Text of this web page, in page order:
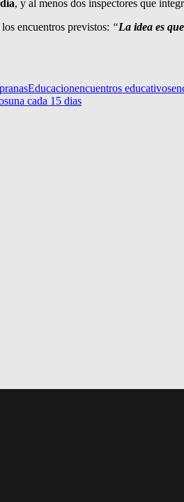
, y al menos dos inspectores que
encuentros previstos: “La idea es
Educacionencuentros educativos
una cada 15 dias